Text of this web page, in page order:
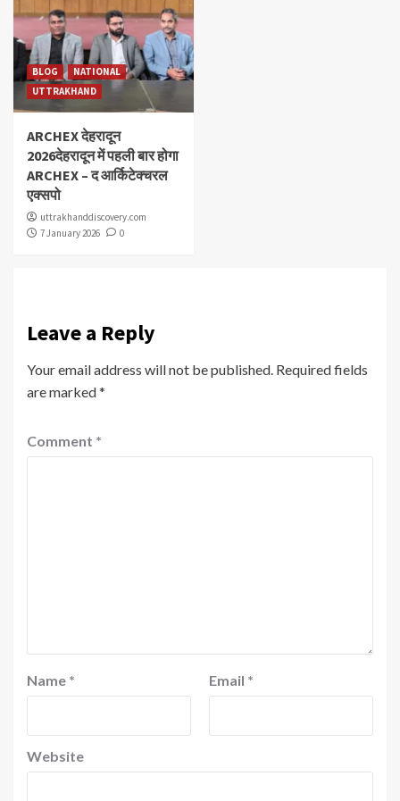
BLOG
NATIONAL
UTTRAKHAND
ARCHEX देहरादून
2026देहरादून में पहली बार होगा
ARCHEX – द आर्किटेक्चरल
एक्सपो
uttrakhanddiscovery.com
7 January 2026
0
Leave a Reply
Your email address will not be published. Required fields
are marked*
Comment *
Name * Email *
Website